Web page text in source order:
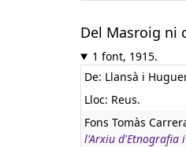
Del Masroig ni
1 font, 1915.
De: Llansà i
Lloc: Reus.
Fons Tomàs
l'Arxiu d'Etnografia i